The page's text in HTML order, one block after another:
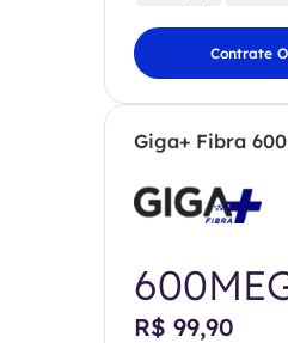
Contrate
Giga+ Fibra
R$ 99,90